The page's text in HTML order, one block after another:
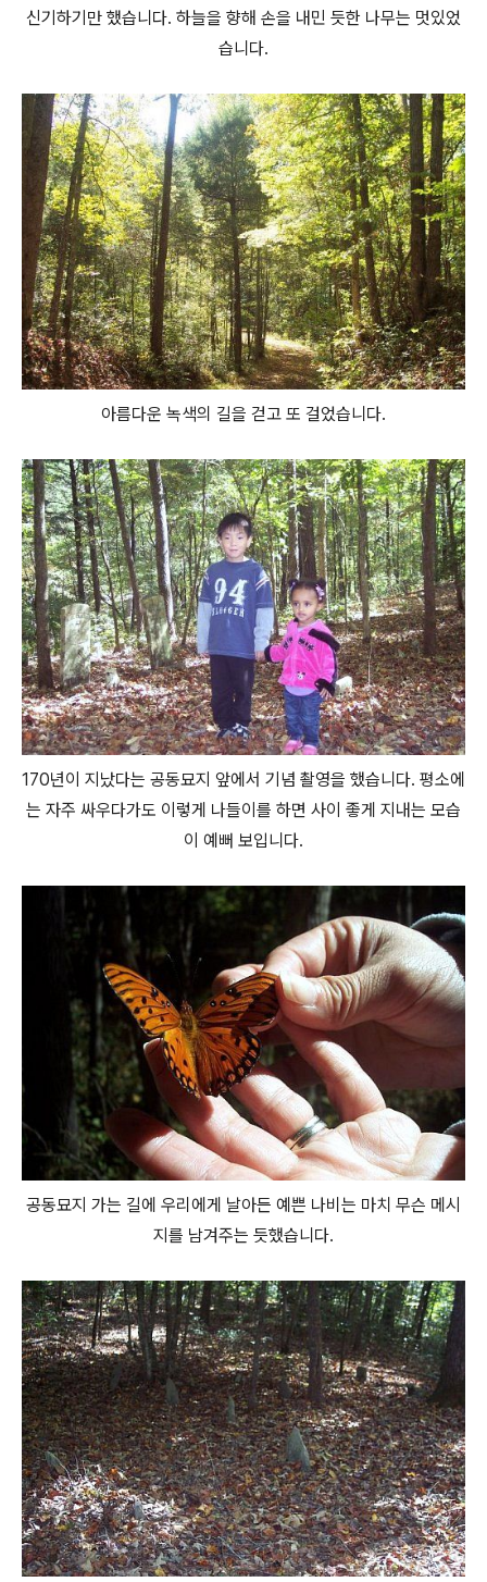
신기하기만 했습니다. 하늘을 향해 손을 내민 듯한 나무는 멋있었
습니다.
아름다운 녹색의 길을 걷고 또 걸었습니다.
170년이 지났다는 공동묘지 앞에서 기념 촬영을 했습니다. 평소에
는 자주 싸우다가도 이렇게 나들이를 하면 사이 좋게 지내는 모습
이 예뻐 보입니다.
공동묘지 가는 길에 우리에게 날아든 예쁜 나비는 마치 무슨 메시
지를 남겨주는 듯했습니다.